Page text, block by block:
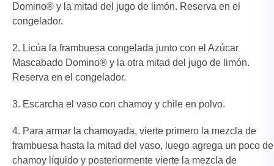
Domino® y la mitad del jugo de limón. Reserva en el
congelador.
Licúa la frambuesa congelada junto con el Azúcar
Mascabado Domino® y la otra mitad del jugo de limón.
Reserva en el congelador.
Escarcha el vaso con chamoy y chile en polvo.
Para armar la chamoyada, vierte primero la mezcla de
frambuesa hasta la mitad del vaso, luego agrega un poco de
chamoy líquido y posteriormente vierte la mezcla de